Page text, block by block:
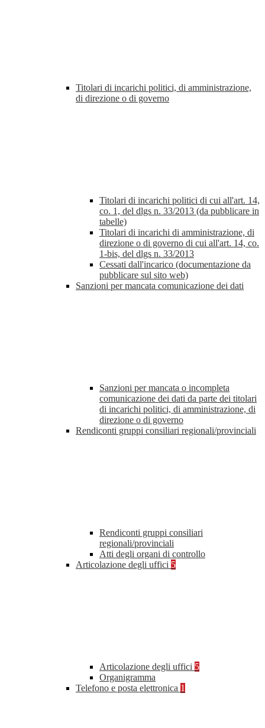
Titolari di incarichi politici, di amministrazione,
di direzione o di governo
Titolari di incarichi politici di cui all'art. 14,
co. 1, del dlgs n. 33/2013 (da pubblicare in
tabelle)
Titolari di incarichi di amministrazione, di
direzione o di governo di cui all'art. 14, co.
1-bis, del dlgs n. 33/2013
Cessati dall'incarico (documentazione da
pubblicare sul sito web)
Sanzioni per mancata comunicazione dei dati
Sanzioni per mancata o incompleta
comunicazione dei dati da parte dei titolari
di incarichi politici, di amministrazione, di
direzione o di governo
Rendiconti gruppi consiliari regionali/provinciali
Rendiconti gruppi consiliari
regionali/provinciali
Atti degli organi di controllo
Articolazione degli uffici 5
Articolazione degli uffici 5
Organigramma
Telefono e posta elettronica 1